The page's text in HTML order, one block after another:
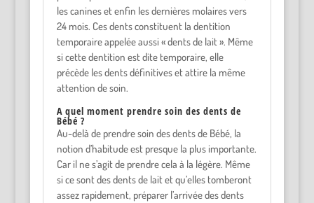
les canines et enfin les dernières molaires vers
24 mois. Ces dents constituent la dentition
temporaire appelée aussi « dents de lait ». Même
si cette dentition est dite temporaire, elle
précède les dents définitives et attire la même
attention de soin.
A quel moment prendre soin des dents de
Bébé ?
Au-delà de prendre soin des dents de Bébé, la
notion d’habitude est presque la plus importante.
Car il ne s’agit de prendre cela à la légère. Même
si ce sont des dents de lait et qu’elles tomberont
assez rapidement, préparer l’arrivée des dents